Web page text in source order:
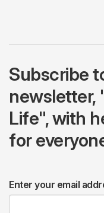
Subscribe
newsletter,
Life", with
for
Enter your email